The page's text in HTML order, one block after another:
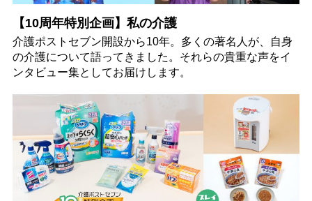
【10周年特別企画】私の介護
介護ポストセブン開設から10年。多くの著名人が、自身
の介護について語ってきました。それらの貴重な声をイ
ンタビュー集としてお届けします。